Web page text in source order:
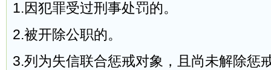
1.因犯罪受过刑事处罚的。
2.被开除公职的。
3.列为失信联合惩戒对象，且尚未解除惩